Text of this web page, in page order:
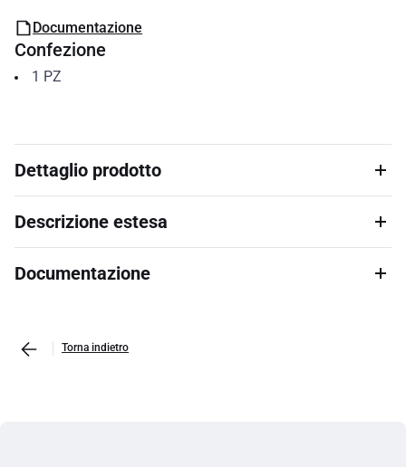
Documentazione
Confezione
1 PZ
Dettaglio prodotto
Descrizione estesa
Documentazione
Torna indietro